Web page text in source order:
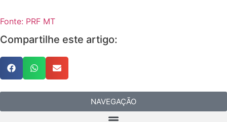
Fonte: PRF MT
Compartilhe este artigo:
NAVEGAÇÃO